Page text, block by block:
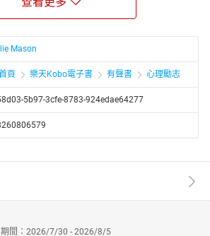
郁”，我们将探讨焦虑和抑郁，以及这种可能
成为最好的自己！
你可能会陷入彻底的绝望，甚至失去生命
以下领域：
支持
Mason
頁 樂天Kobo電子書 有聲書 心理勵志
5b97-3cfe-8783-924edae64277
間：2026/7/30 - 2026/8/5